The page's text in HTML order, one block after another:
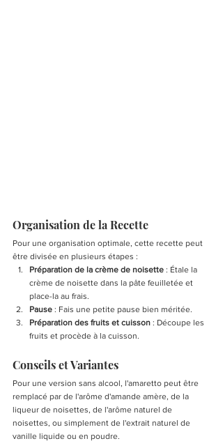
Organisation de la Recette
Pour une organisation optimale, cette recette peut
être divisée en plusieurs étapes :
Préparation de la crème de noisette : Étale la
crème de noisette dans la pâte feuilletée et
place-la au frais.
Pause : Fais une petite pause bien méritée.
Préparation des fruits et cuisson : Découpe les
fruits et procède à la cuisson.
Conseils et Variantes
Pour une version sans alcool, l'amaretto peut être
remplacé par de l'arôme d'amande amère, de la
liqueur de noisettes, de l'arôme naturel de
noisettes, ou simplement de l'extrait naturel de
vanille liquide ou en poudre.